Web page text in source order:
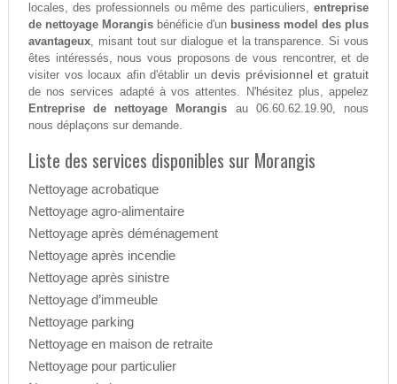
locales, des professionnels ou même des particuliers,entreprise
de nettoyage Morangisbénéficie d'un business model des plus
avantageux, misant tout sur dialogue et la transparence. Si vous
êtes intéressés, nous vous proposons de vous rencontrer, et de
visiter vos locaux afin d'établir undevis prévisionnel et gratuit
de nos services adapté à vos attentes. N'hésitez plus, appelez
Entreprise de nettoyage Morangis au 06.60.62.19.90, nous
nous déplaçons sur demande.
Liste des services disponibles sur Morangis
Nettoyage acrobatique
Nettoyage agro-alimentaire
Nettoyage après déménagement
Nettoyage après incendie
Nettoyage après sinistre
Nettoyage d’immeuble
Nettoyage parking
Nettoyage en maison de retraite
Nettoyage pour particulier